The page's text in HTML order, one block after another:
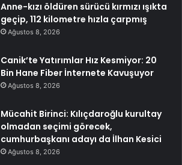
Anne-kızı öldüren sürücü kırmızı ışıkta
geçip, 112 kilometre hızla çarpmış
Ağustos 8, 2026
Canik’te Yatırımlar Hız Kesmiyor: 20
Bin Hane Fiber İnternete Kavuşuyor
Ağustos 8, 2026
Mücahit Birinci: Kılıçdaroğlu kurultay
olmadan seçimi görecek,
cumhurbaşkanı adayı da İlhan Kesici
Ağustos 8, 2026